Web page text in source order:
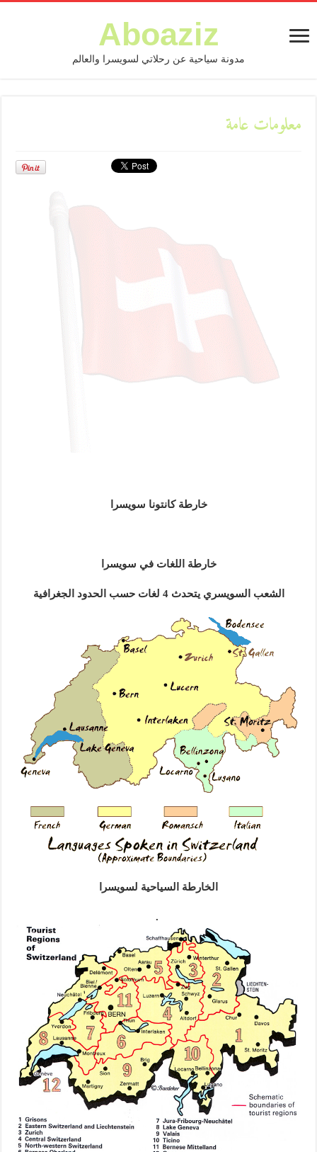
Aboaziz
مدونة سياحية عن رحلاتي لسويسرا والعالم
معلومات عامة
خارطة كانتونا سويسرا
خارطة اللغات في سويسرا
الشعب السويسري يتحدث 4 لغات حسب الحدود الجغرافية
الخارطة السياحية لسويسرا
.